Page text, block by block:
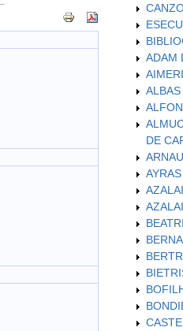
ADAM
ALBAS
DE